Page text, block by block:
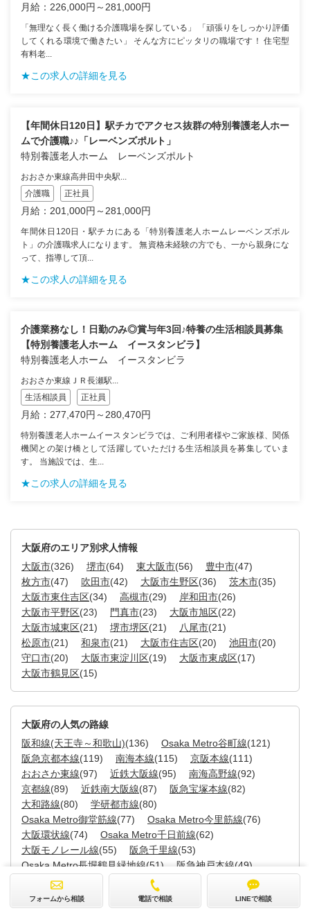
月給：226,000円～281,000円
「無理なく長く働ける介護職場を探している」 「頑張りをしっかり評価
してくれる環境で働きたい」 そんな方にピッタリの職場です！ 住宅型
有料老...
★この求人の詳細を見る
【年間休日120日】駅チカでアクセス抜群の特別養護老人ホー
ムで介護職♪♪「レーベンズポルト」
特別養護老人ホーム レーベンズポルト
おおさか東線高井田中央駅...
介護職
正社員
月給：201,000円～281,000円
年間休日120日・駅チカにある「特別養護老人ホームレーベンズポル
ト」の介護職求人になります。 無資格未経験の方でも、一から親身にな
って、指導して頂...
★この求人の詳細を見る
介護業務なし！日勤のみ◎賞与年3回♪特養の生活相談員募集
【特別養護老人ホーム イースタンビラ】
特別養護老人ホーム イースタンビラ
おおさか東線ＪＲ長瀬駅...
生活相談員
正社員
月給：277,470円～280,470円
特別養護老人ホームイースタンビラでは、ご利用者様やご家族様、関係
機関との架け橋として活躍していただける生活相談員を募集していま
す。 当施設では、生...
★この求人の詳細を見る
大阪府のエリア別求人情報
大阪市(326) 堺市(64) 東大阪市(56) 豊中市(47)
枚方市(47) 吹田市(42) 大阪市生野区(36) 茨木市(35)
大阪市東住吉区(34) 高槻市(29) 岸和田市(26)
大阪市平野区(23) 門真市(23) 大阪市旭区(22)
大阪市城東区(21) 堺市堺区(21) 八尾市(21)
松原市(21) 和泉市(21) 大阪市住吉区(20) 池田市(20)
守口市(20) 大阪市東淀川区(19) 大阪市東成区(17)
大阪市鶴見区(15)
大阪府の人気の路線
阪和線(天王寺～和歌山)(136) Osaka Metro谷町線(121)
阪急京都本線(119) 南海本線(115) 京阪本線(111)
おおさか東線(97) 近鉄大阪線(95) 南海高野線(92)
京都線(89) 近鉄南大阪線(87) 阪急宝塚本線(82)
大和路線(80) 学研都市線(80)
Osaka Metro御堂筋線(77) Osaka Metro今里筋線(76)
大阪環状線(74) Osaka Metro千日前線(62)
大阪モノレール線(55) 阪急千里線(53)
Osaka Metro長堀鶴見緑地線(51) 阪急神戸本線(49)
近鉄奈良線
(43)
阪堺電軌阪堺線
フォームから相談 電話で相談 LINEで相談